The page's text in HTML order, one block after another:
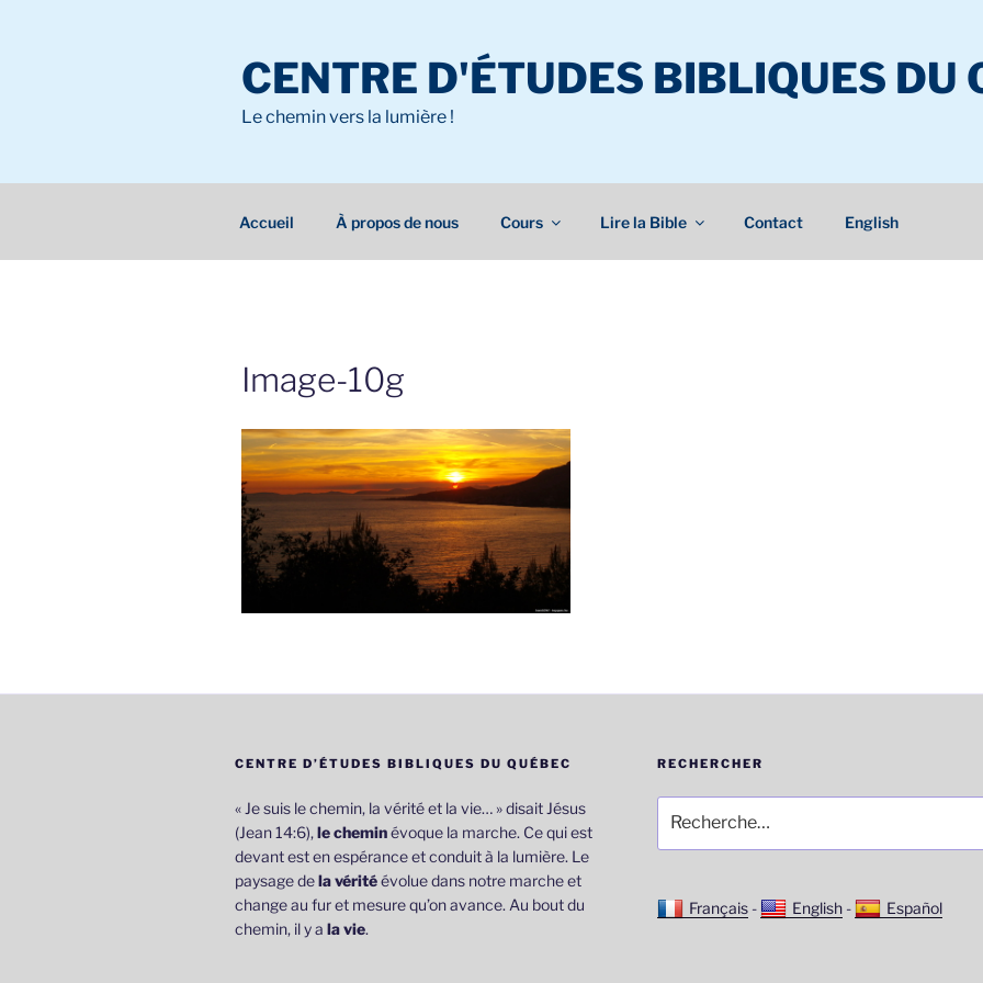
CENTRE D'ÉTUDES BIBLIQUES DU
Le chemin vers la lumière !
Accueil À propos de nous Cours Lire la Bible Contact English
Image-10g
CENTRE D’ÉTUDES BIBLIQUES DU QUÉBEC
« Je suis le chemin, la vérité et la vie… » disait Jésus
(Jean 14:6), le cheminévoque la marche. Ce qui est
devant est en espérance et conduit à la lumière. Le
paysage dela véritéévolue dans notre marche et
change au fur et mesure qu’on avance. Au bout du
chemin, il y a la vie.
RECHERCHER
pour
:
Français- English- Español